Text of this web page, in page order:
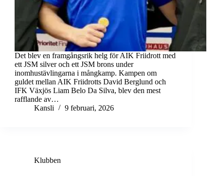
Det blev en framgångsrik helg för AIK Friidrott med
ett JSM silver och ett JSM brons under
inomhustävlingarna i mångkamp. Kampen om
guldet mellan AIK Friidrotts David Berglund och
IFK Växjös Liam Belo Da Silva, blev den mest
rafflande av…
Kansli
9 februari, 2026
Klubben